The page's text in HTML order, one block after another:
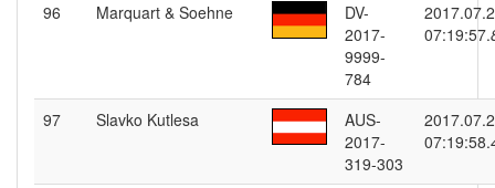
96 Marquart & Soehne
DV-
2017-
9999-
784
07:19:57.
97 Slavko Kutlesa
AUS-
2017-
319-303
07:19:58.